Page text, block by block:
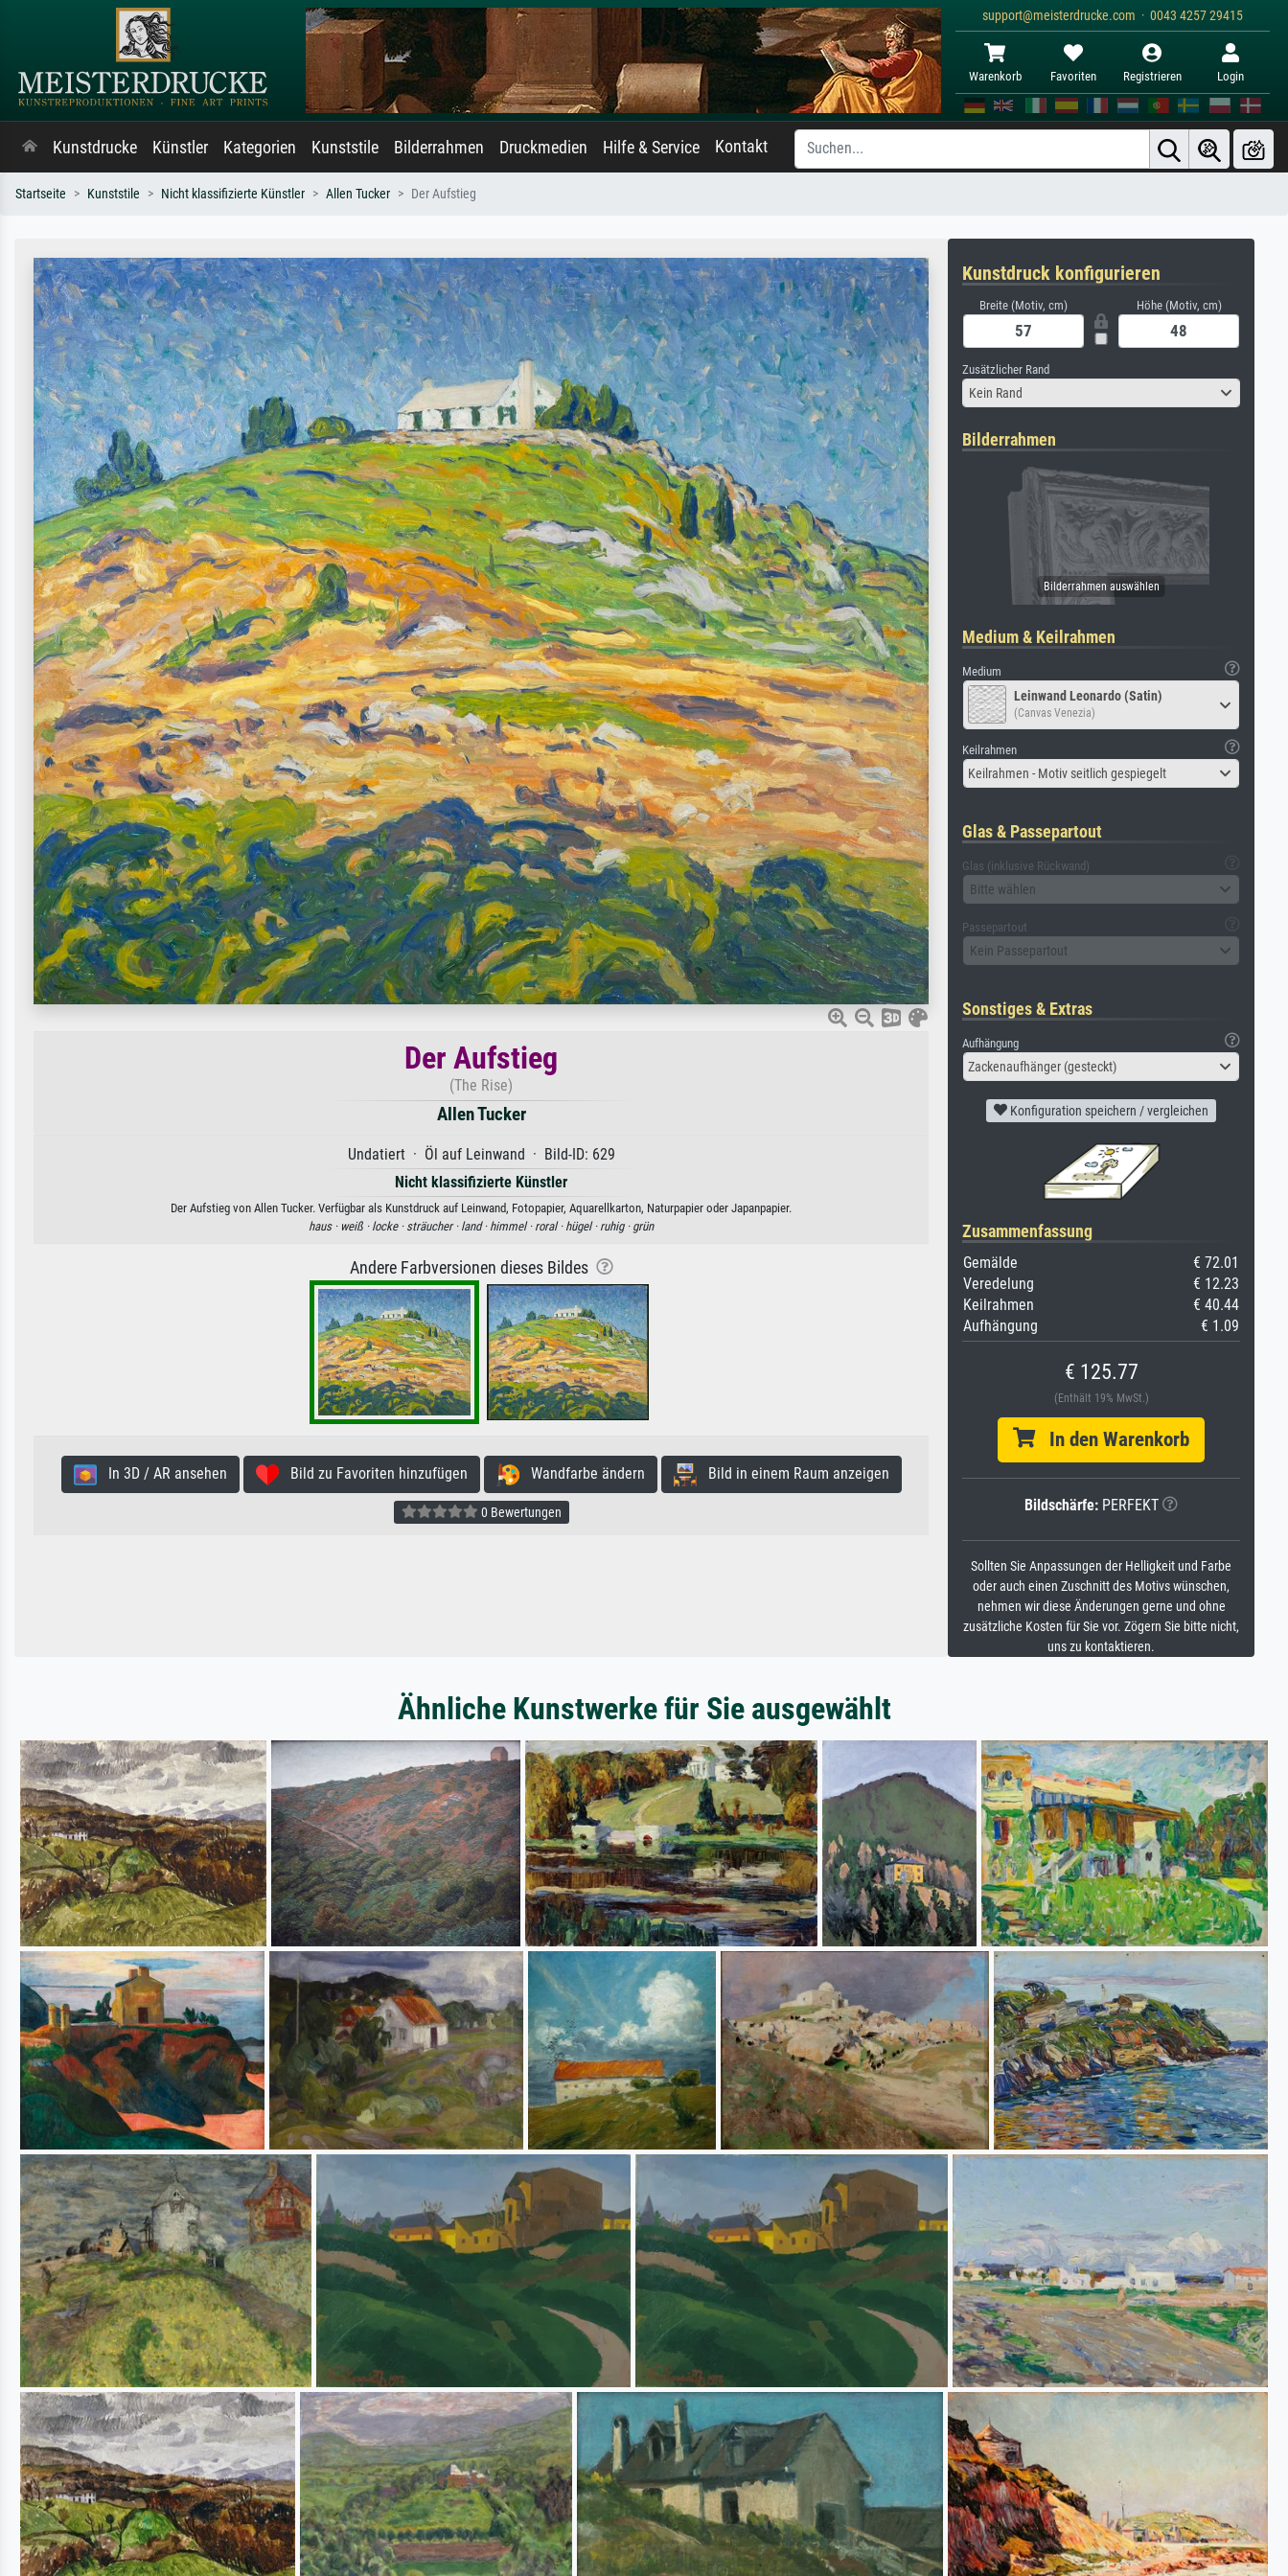
support@meisterdrucke.com · 0043 4257 29415
Warenkorb Favoriten Registrieren Login
Kunstdrucke Künstler Kategorien Kunststile Bilderrahmen Druckmedien Hilfe & Service Kontakt
Startseite Kunststile Nicht klassifizierte Künstler Allen Tucker Der Aufstieg
Der Aufstieg
(The Rise)
Allen Tucker
Undatiert · Öl auf Leinwand · Bild-ID: 629
Nicht klassifizierte Künstler
Der Aufstieg von Allen Tucker. Verfügbar als Kunstdruck auf Leinwand, Fotopapier, Aquarellkarton, Naturpapier oder Japanpapier.
haus · weiß · locke · sträucher · land · himmel · roral · hügel · ruhig · grün
Andere Farbversionen dieses Bildes
In 3D / AR ansehen Bild zu Favoriten hinzufügen Wandfarbe ändern Bild in einem Raum anzeigen
0 Bewertungen
Kunstdruck konfigurieren
Breite (Motiv, cm) Höhe (Motiv, cm)
Zusätzlicher Rand
Kein Rand
Bilderrahmen
Medium & Keilrahmen
Medium
Leinwand Leonardo (Satin)
(Canvas Venezia)
Keilrahmen
Keilrahmen - Motiv seitlich gespiegelt
Glas & Passepartout
Glas (inklusive Rückwand)
Bitte wählen
Passepartout
Kein Passepartout
Sonstiges & Extras
Aufhängung
Zackenaufhänger (gesteckt)
Konfiguration speichern / vergleichen
Zusammenfassung
Gemälde
€ 72.01
Veredelung
€ 12.23
Keilrahmen
€ 40.44
Aufhängung
€ 1.09
€ 125.77
(Enthält 19% MwSt.)
In den Warenkorb
Bildschärfe: PERFEKT
Sollten Sie Anpassungen der Helligkeit und Farbe
oder auch einen Zuschnitt des Motivs wünschen,
nehmen wir diese Änderungen gerne und ohne
zusätzliche Kosten für Sie vor. Zögern Sie bitte nicht,
uns zu kontaktieren.
Ähnliche Kunstwerke für Sie ausgewählt